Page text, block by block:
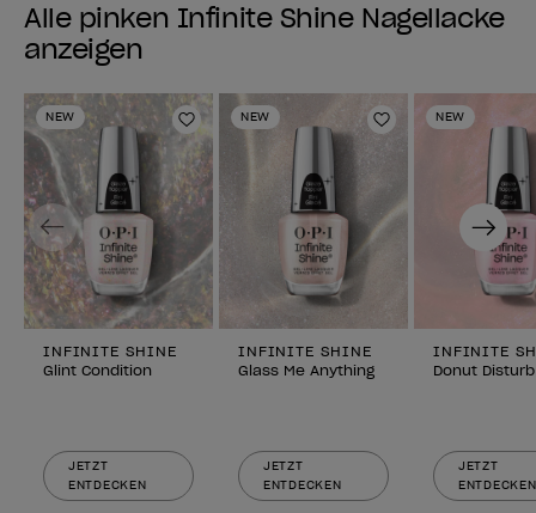
Alle pinken Infinite Shine Nagellacke
anzeigen
NEW
Zur Wunschliste hinzufügen
INFINITE SHINE
Glint Condition
JETZT
ENTDECKEN
NEW
Zur
INFINITE SHINE
Glass Me Anything
JETZT
ENTDECKEN
NEW
INFINITE
Donut Disturb
JETZT
ENTDECKEN
Previous Next